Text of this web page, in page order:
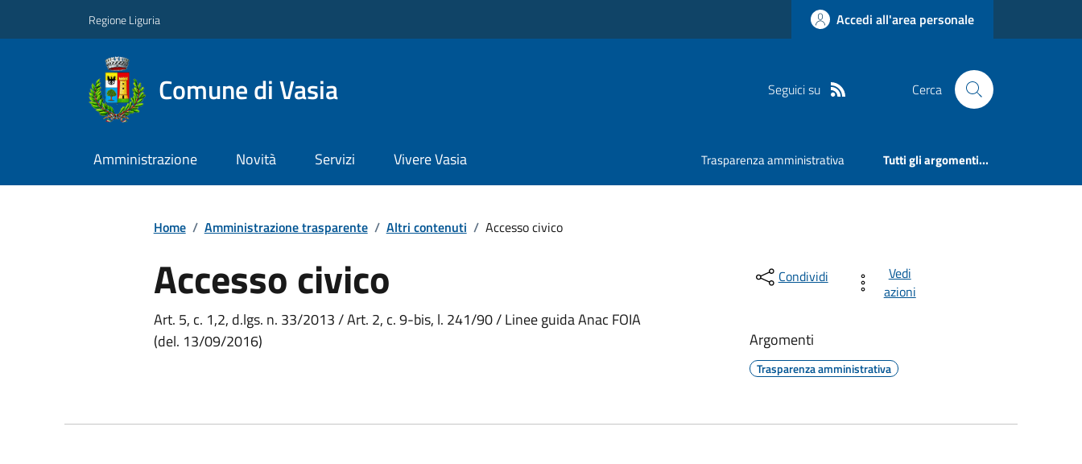
Regione Liguria Accedi all'area personale
Comune di Vasia Seguici su Cerca
Amministrazione Novità Servizi Vivere Vasia Trasparenza amministrativa Tutti gli argomenti...
Home / Amministrazione trasparente / Altri contenuti / Accesso civico
Accesso civico
Art. 5, c. 1,2, d.lgs. n. 33/2013 / Art. 2, c. 9-bis, l. 241/90 / Linee guida Anac FOIA
(del. 13/09/2016)
Condividi
Vedi
azioni
Argomenti
Trasparenza amministrativa